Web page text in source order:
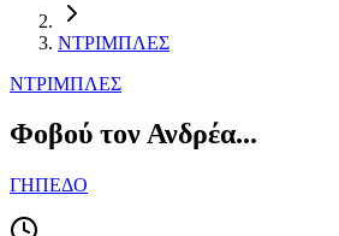
ΝΤΡΙΜΠΛΕΣ
ΝΤΡΙΜΠΛΕΣ
Φοβού τον Ανδρέα...
ΓΗΠΕΔΟ